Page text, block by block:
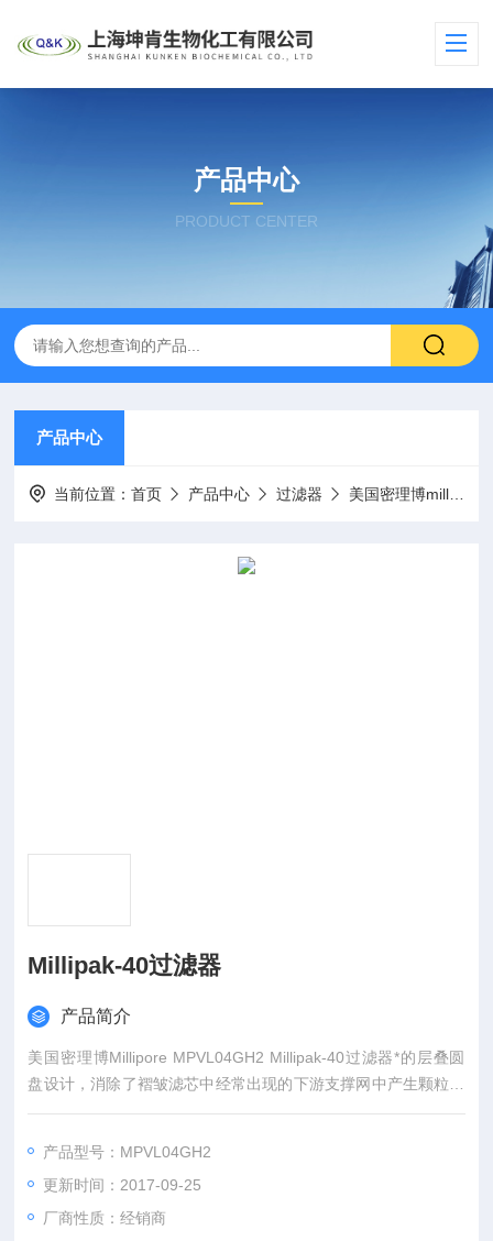
产品中心
PRODUCT CENTER
产品中心
当前位置：首页 产品中心 过滤器 美国密理博millipore
Millipak-40过滤器
产品简介
美国密理博Millipore MPVL04GH2 Millipak-40过滤器*的层叠圆
盘设计，消除了褶皱滤芯中经常出现的下游支撑网中产生颗粒的
现象
产品型号：MPVL04GH2
更新时间：2017-09-25
厂商性质：经销商